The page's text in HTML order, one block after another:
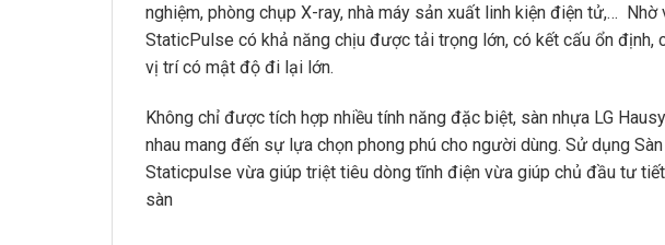
nghiệm, phòng chụp X-ray, nhà máy sản xuất linh kiện điện tử,…
StaticPulse có khả năng chịu được tải trọng lớn, có kết cấu ổn
vị trí có mật độ đi lại lớn.
Không chỉ được tích hợp nhiều tính năng đặc biệt, sàn nhựa LG
nhau mang đến sự lựa chọn phong phú cho người dùng. Sử dụng
Staticpulse vừa giúp triệt tiêu dòng tĩnh điện vừa giúp chủ đầu tư
sàn